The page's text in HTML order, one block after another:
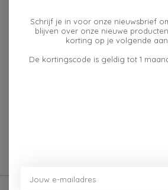
Toevoegen om te vergelijken
Schrijf je in voor onze nieuwsbrief
blijven over onze nieuwe
korting op je volgende
De kortingscode is geldig tot 1